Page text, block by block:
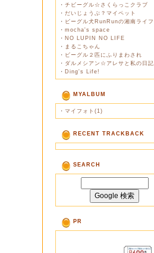
・ チビーグル☆さくらっこクラブ
・ だいじょうぶ？マイペット
・ ビーグル犬RunRunの湘南ライフ
・ mocha's space
・ NO LUPIN NO LIFE
・ まるこちゃん
・ ビーグル２匹にふりまわされ
・ ダルメシアン☆アレサと私の日記
・ Ding's Life!
MYALBUM
・ マイフォト(1)
RECENT TRACKBACK
SEARCH
PR